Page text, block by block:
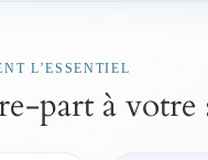
L’ESSENTIEL
part à votre